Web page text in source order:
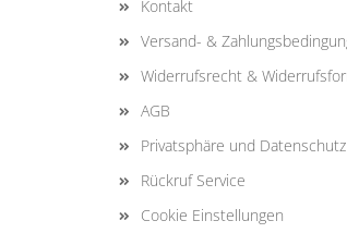
Kontakt
Versand- &
Widerrufsrecht &
AGB
Privatsphäre und Datenschutz
Rückruf Service
Cookie Einstellungen